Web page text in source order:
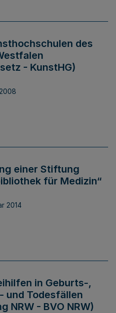
des
- KunstHG)
einer Stiftung
für Medizin“
2014
in Geburts-,
und Todesfällen
NRW - BVO NRW)